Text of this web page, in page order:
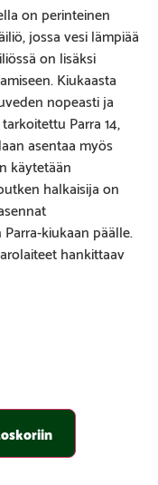
on perinteinen
jossa vesi lämpiää
on lisäksi
Kiukaasta
nopeasti ja
Parra 14,
asentaa myös
käytetään
halkaisija on
kiukaan päälle.
hankittaav